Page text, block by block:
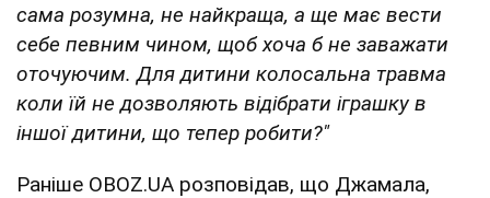
сама розумна, не найкраща, а ще має вести
себе певним чином, щоб хоча б не заважати
оточуючим. Для дитини колосальна травма
коли їй не дозволяють відібрати іграшку в
іншої дитини, що тепер робити?"
Раніше OBOZ.UA розповідав, що Джамала,